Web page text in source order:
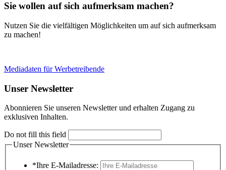
Sie wollen auf sich aufmerksam machen?
Nutzen Sie die vielfältigen Möglichkeiten um auf sich aufmerksam
zu machen!
Mediadaten für Werbetreibende
Unser Newsletter
Abonnieren Sie unseren Newsletter und erhalten Zugang zu
exklusiven Inhalten.
Do not fill this field
Unser Newsletter
*Ihre E-Mailadresse: